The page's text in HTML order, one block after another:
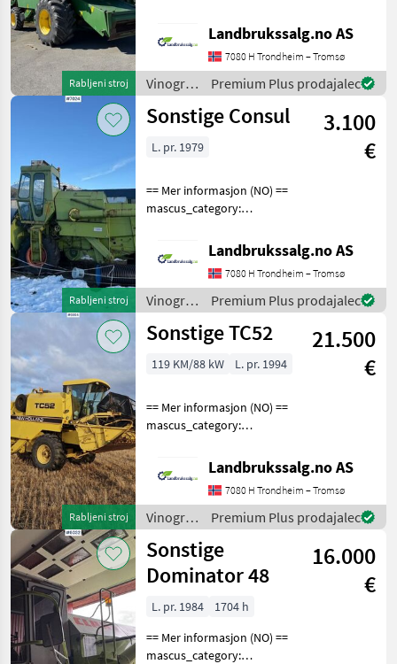
Rabljeni stroj
provide reference number
upon request: 7401 See
en.landbrukssalg.no/7401
for more images Specifi
Landbrukssalg.no AS
7080 H Trondheim – Tromsø
Vinogradništvo
/
Sonstige
Premium Plus prodajalec
Rabljeni stroj
Sonstige Consul
3.100
€
L. pr. 1979
== Mer informasjon (NO) ==
mascus_category:
provide reference number
upon request: 7024 See
en.landbrukssalg.no/7024
for more images Specifi
Landbrukssalg.no AS
7080 H Trondheim – Tromsø
Vinogradništvo
/
Sonstige
Premium Plus prodajalec
Rabljeni stroj
Sonstige TC52
21.500
€
119 KM/88 kW L. pr. 1994
== Mer informasjon (NO) ==
mascus_category:
provide reference number
upon request: 6904 See
en.landbrukssalg.no/6904
for more images Descrip
Landbrukssalg.no AS
7080 H Trondheim – Tromsø
Vinogradništvo
/
Sonstige
Premium Plus prodajalec
Sonstige
Dominator 48
16.000
€
L. pr. 1984
1704 h
== Mer informasjon (NO) ==
mascus_category: